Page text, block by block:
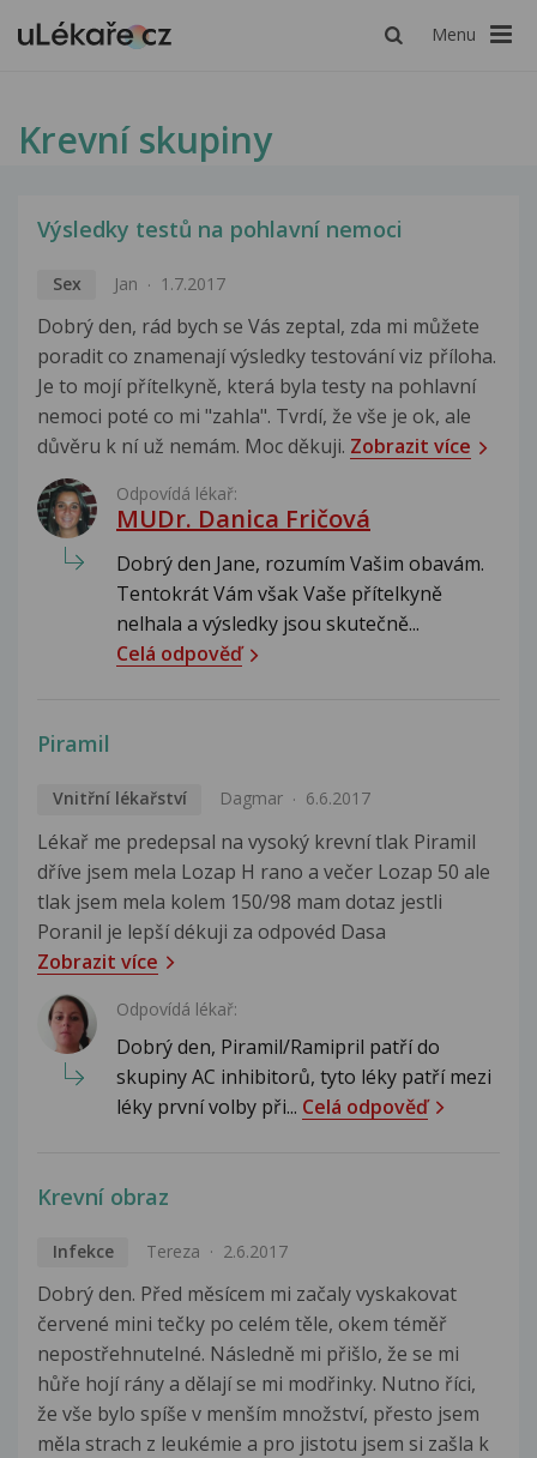
Menu
Krevní skupiny
Výsledky testů na pohlavní nemoci
Sex Jan 1.7.2017
Dobrý den, rád bych se Vás zeptal, zda mi můžete
poradit co znamenají výsledky testování viz příloha.
Je to mojí přítelkyně, která byla testy na pohlavní
nemoci poté co mi "zahla". Tvrdí, že vše je ok, ale
důvěru k ní už nemám. Moc děkuji. Zobrazit více
Odpovídá lékař:
MUDr. Danica Fričová
Dobrý den Jane, rozumím Vašim obavám.
Tentokrát Vám však Vaše přítelkyně
nelhala a výsledky jsou skutečně...
Celá odpověď
Piramil
Vnitřní lékařství Dagmar 6.6.2017
Lékař me predepsal na vysoký krevní tlak Piramil
dříve jsem mela Lozap H rano a večer Lozap 50 ale
tlak jsem mela kolem 150/98 mam dotaz jestli
Poranil je lepší dékuji za odpovéd Dasa
Zobrazit více
Odpovídá lékař:
Dobrý den, Piramil/Ramipril patří do
skupiny AC inhibitorů, tyto léky patří mezi
léky první volby při... Celá odpověď
Krevní obraz
Infekce Tereza 2.6.2017
Dobrý den. Před měsícem mi začaly vyskakovat
červené mini tečky po celém těle, okem téměř
nepostřehnutelné. Následně mi přišlo, že se mi
hůře hojí rány a dělají se mi modřinky. Nutno říci,
že vše bylo spíše v menším množství, přesto jsem
měla strach z leukémie a pro jistotu jsem si zašla k